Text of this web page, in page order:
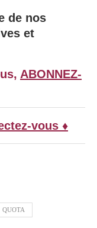
de nos
et
ABONNEZ-
vous ♦
QUOTA